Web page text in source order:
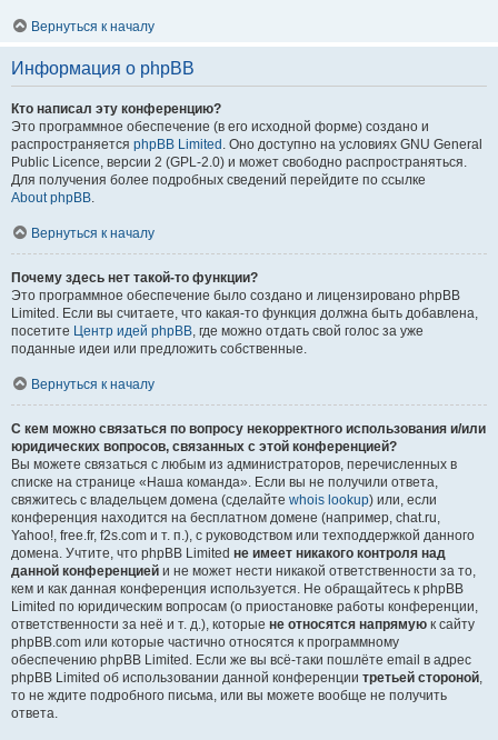
Вернуться к началу
Информация о phpBB
Кто написал эту конференцию?
Это программное обеспечение (в его исходной форме) создано и
распространяется phpBB Limited . Оно доступно на условиях GNU General
Public Licence, версии 2 (GPL-2.0) и может свободно распространяться.
Для получения более подробных сведений перейдите по ссылке
About phpBB.
Вернуться к началу
Почему здесь нет такой-то функции?
Это программное обеспечение было создано и лицензировано phpBB
Limited. Если вы считаете, что какая-то функция должна быть добавлена,
посетите Центр идей phpBB, где можно отдать свой голос за уже
поданные идеи или предложить собственные.
Вернуться к началу
С кем можно связаться по вопросу некорректного использования и/или
юридических вопросов, связанных с этой конференцией?
Вы можете связаться с любым из администраторов, перечисленных в
списке на странице «Наша команда». Если вы не получили ответа,
свяжитесь с владельцем домена (сделайте whois lookup) или, если
конференция находится на бесплатном домене (например, chat.ru,
Yahoo!, free.fr, f2s.com и т. п.), с руководством или техподдержкой данного
домена. Учтите, что phpBB Limited не имеет никакого контроля над
данной конференцией и не может нести никакой ответственности за то,
кем и как данная конференция используется. Не обращайтесь к phpBB
Limited по юридическим вопросам (о приостановке работы конференции,
ответственности за неё и т. д.), которые не относятся напрямую к сайту
phpBB.com или которые частично относятся к программному
обеспечению phpBB Limited. Если же вы всё-таки пошлёте email в адрес
phpBB Limited об использовании данной конференции третьей стороной,
то не ждите подробного письма, или вы можете вообще не получить
ответа.